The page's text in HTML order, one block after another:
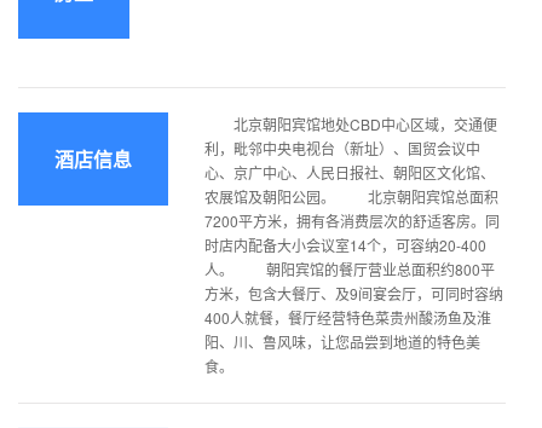
酒店信息
北京朝阳宾馆地处CBD中心区域，交通便
利，毗邻中央电视台（新址）、国贸会议中
心、京广中心、人民日报社、朝阳区文化馆、
农展馆及朝阳公园。 北京朝阳宾馆总面积
7200平方米，拥有各消费层次的舒适客房。同
时店内配备大小会议室14个，可容纳20-400
人。 朝阳宾馆的餐厅营业总面积约800平
方米，包含大餐厅、及9间宴会厅，可同时容纳
400人就餐，餐厅经营特色菜贵州酸汤鱼及淮
阳、川、鲁风味，让您品尝到地道的特色美
食。